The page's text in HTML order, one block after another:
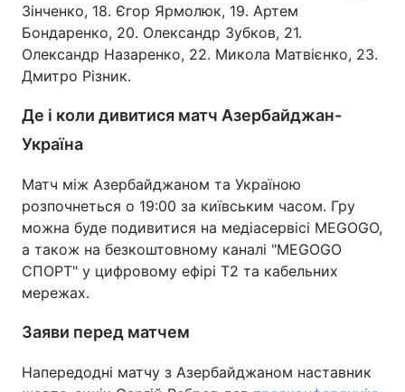
Зінченко, 18. Єгор Ярмолюк, 19. Артем
Бондаренко, 20. Олександр Зубков, 21.
Олександр Назаренко, 22. Микола Матвієнко, 23.
Дмитро Різник.
Де і коли дивитися матч Азербайджан-
Україна
Матч між Азербайджаном та Україною
розпочнеться о 19:00 за київським часом. Гру
можна буде подивитися на медіасервісі MEGOGO,
а також на безкоштовному каналі "MEGOGO
СПОРТ" у цифровому ефірі Т2 та кабельних
мережах.
Заяви перед матчем
Напередодні матчу з Азербайджаном наставник